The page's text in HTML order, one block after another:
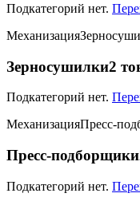
Подкатегорий нет.
Механизация
Зерносушилки2
Подкатегорий нет.
МеханизацияПресс-
Пресс-подборщики
Подкатегорий нет.